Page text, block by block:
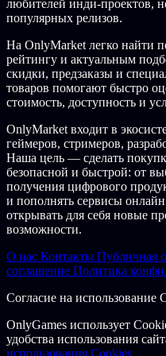
ENTERTAINMENT,
COMMERCIAL PURPOSES,
AN EXPLICIT, WRITTEN
SIMULAZIONI SRL.
любителей инди-проектов,
популярных релизов.
На OnlyMarket легко найти
рейтингу и актуальным
скидки, предзаказы и
товаров помогают быстро
стоимость, доступность и
OnlyMarket входит в
геймеров, стримеров,
Наша цель — сделать
безопасной и быстрой: от
получения цифрового
и пополнять сервисы
открывать для себя новые
возможности.
О нас Контакты Публичная
соглашение Политика
Согласие на использование
OnlyGames использует
удобства использования